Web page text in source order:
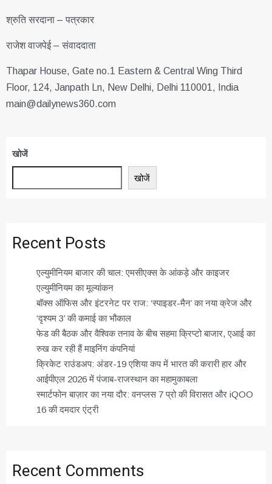
श्रुति सरदाना – पत्रकार
राजेश वाजपेई – संवाददाता
Thapar House, Gate no.1 Eastern & Central Wing Third
Floor, 124, Janpath Ln, New Delhi, Delhi 110001, India
main@dailynews360.com
खोजें
खोजें
Recent Posts
एल्युमीनियम बाजार की चाल: एमसीएक्स के आंकड़े और काइजर
एल्युमीनियम का मूल्यांकन
बॉक्स ऑफिस और इंटरनेट पर राज: ‘स्पाइडर-मैन’ का नया क्रेज और
‘दृश्यम 3’ की कमाई का भौकाल
फेड की बैठक और वैश्विक तनाव के बीच सहमा क्रिप्टो बाजार, एआई का
रुख कर रही हैं माइनिंग कंपनियां
क्रिकेट राउंडअप: अंडर-19 एशिया कप में भारत की करारी हार और
आईपीएल 2026 में पंजाब-राजस्थान का महामुकाबला
स्मार्टफोन बाज़ार का नया दौर: वनप्लस 7 प्रो की विरासत और iQOO
16 की दमदार एंट्री
Recent Comments